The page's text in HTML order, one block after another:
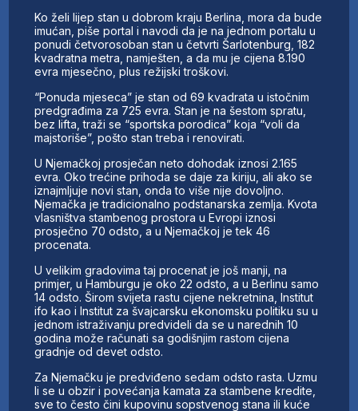
SWOT INTERVJU
UČLANI SE
KONTAKT
Ko želi lijep stan u dobrom kraju Berlina, mora da bude
imućan, piše portal i navodi da je na jednom portalu u
ponudi četvorosoban stan u četvrti Šarlotenburg, 182
kvadratna metra, namješten, a da mu je cijena 8.190
evra mjesečno, plus režijski troškovi.
“Ponuda mjeseca” je stan od 69 kvadrata u istočnim
predgrađima za 725 evra. Stan je na šestom spratu,
bez lifta, traži se “sportska porodica” koja “voli da
majstoriše”, pošto stan treba i renovirati.
U Njemačkoj prosječan neto dohodak iznosi 2.165
evra. Oko trećine prihoda se daje za kiriju, ali ako se
iznajmljuje novi stan, onda to više nije dovoljno.
Njemačka je tradicionalno podstanarska zemlja. Kvota
vlasništva stambenog prostora u Evropi iznosi
prosječno 70 odsto, a u Njemačkoj je tek 46
procenata.
U velikim gradovima taj procenat je još manji, na
primjer, u Hamburgu je oko 22 odsto, a u Berlinu samo
14 odsto. Širom svijeta rastu cijene nekretnina, Institut
ifo kao i Institut za švajcarsku ekonomsku politiku su u
jednom istraživanju predvideli da se u narednih 10
godina može računati sa godišnjim rastom cijena
gradnje od devet odsto.
Za Njemačku je predviđeno sedam odsto rasta. Uzmu
li se u obzir i povećanja kamata za stambene kredite,
sve to često čini kupovinu sopstvenog stana ili kuće